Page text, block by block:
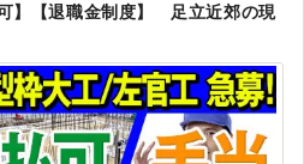
】【退職金制度】 足立近郊の現